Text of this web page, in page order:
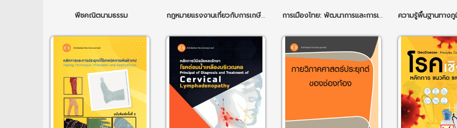
พีชคณิตนามธรรม กฎหมายแรงงานเกี่ยวกับการเกษียณ การเมืองไทย: พัฒนาการและการเปลี่ยนแปลง